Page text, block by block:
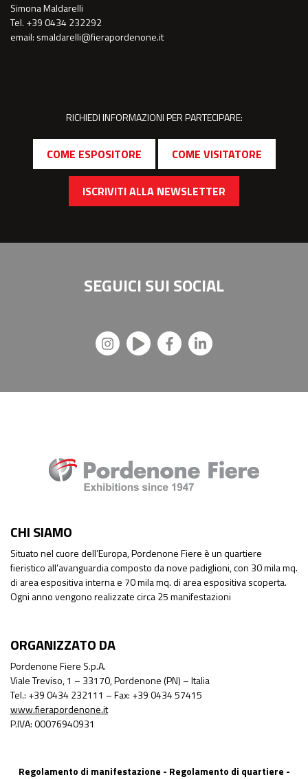
Simona Maldarelli
Tel. +39 0434 232292
email: smaldarelli@fierapordenone.it
RICHIEDI INFORMAZIONI PER PARTECIPARE:
COME ESPOSITORE COME VISITATORE
ISCRIVITI ALLA NEWSLETTER
SEGUICI SUISOCIAL
CHI SIAMO
Situato nel cuore dell’Europa, Pordenone Fiere è un quartiere
fieristico all’avanguardia composto da nove padiglioni, con 30 mila mq.
di area espositiva interna e 70 mila mq. di area espositiva scoperta.
Ogni anno vengono realizzate circa 25 manifestazioni
ORGANIZZATO DA
Pordenone Fiere S.p.A.
Viale Treviso, 1 – 33170, Pordenone (PN) – Italia
Tel.: +39 0434 232111 – Fax: +39 0434 57415
www.fierapordenone.it
P.IVA: 00076940931
Regolamento di manifestazione - Regolamento di quartiere -